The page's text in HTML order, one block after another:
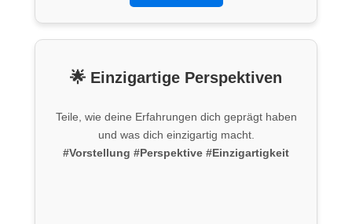
🌟 Einzigartige Perspektiven
Teile, wie deine Erfahrungen dich geprägt haben
und was dich einzigartig macht.
#Vorstellung #Perspektive #Einzigartigkeit